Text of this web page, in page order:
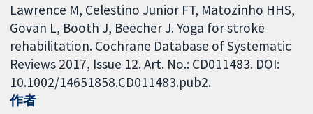
Lawrence M, Celestino Junior FT, Matozinho HHS,
Govan L, Booth J, Beecher J. Yoga for stroke
rehabilitation. Cochrane Database of Systematic
Reviews 2017, Issue 12. Art. No.: CD011483. DOI:
10.1002/14651858.CD011483.pub2.
作者